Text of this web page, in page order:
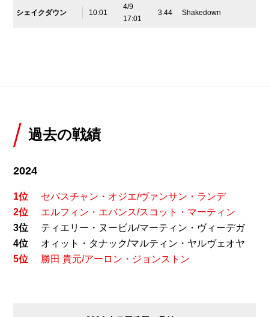
シェイクダウン 10:01
4/9
17:01
3.44 Shakedown
過去の戦績
2024
1位
セバスチャン・オジエ/ヴァンサン・ランデ
2位
エルフィン・エバンス/スコット・マーティン
3位
ティエリー・ヌービル/マーティン・ヴィーデガ
4位
オィット・タナック/マルティン・ヤルヴェオヤ
5位
勝田 貴元/アーロン・ジョンストン